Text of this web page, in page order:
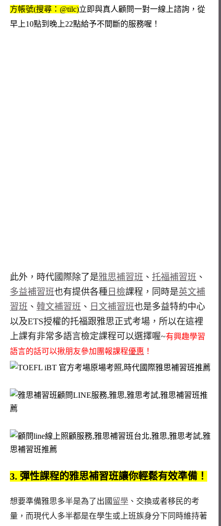
方帳號(搜尋：@tilc)立即與真人顧問一對一線上諮詢，從
早上10點到晚上22點給予不間斷的服務喔！
此外，時代國際除了是雅思補習班 、 托福補習班 、
多益補習班也有提供各種 日檢課程，同時是英文補
習班 、 韓文補習班 、 日文補習班也是多益特約中心
以及ETS授權的托福跟雅思正式考場，所以在這裡
上課有非常多語言檢定課程可以選擇喔~有興趣學習
語言的話可以揪朋友參加團報課程優惠 ！
3. 彈性課程的雅思補習班讓你輕鬆有效準備！
想要準備雅思多半是為了出國 留學 、交換或者移民的考
量，而現代人多半都是在學生或上班族身分下同時維持著